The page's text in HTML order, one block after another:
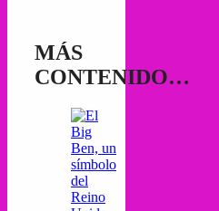
MÁS
CONTENIDO…